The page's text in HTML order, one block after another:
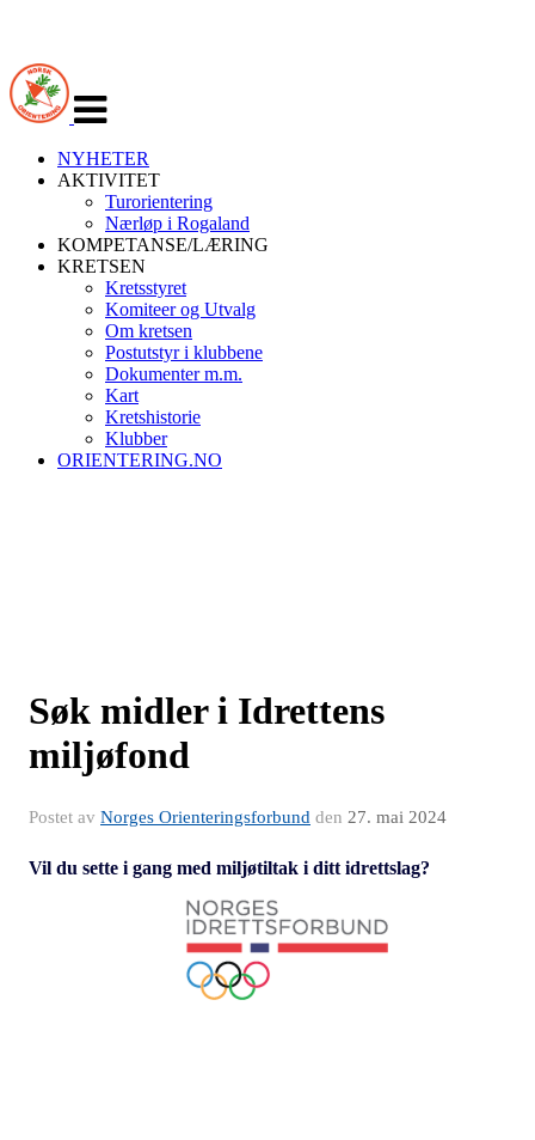
navigasjon
NYHETER
AKTIVITET
Turorientering
Nærløp i Rogaland
KOMPETANSE/LÆRING
KRETSEN
Kretsstyret
Komiteer og Utvalg
Om kretsen
Postutstyr i klubbene
Dokumenter m.m.
Kart
Kretshistorie
Klubber
ORIENTERING.NO
Søk midler i Idrettens
miljøfond
Postet av Norges Orienteringsforbund den 27. mai 2024
Vil du sette i gang med miljøtiltak i ditt idrettslag?